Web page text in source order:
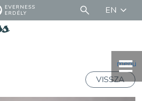
EVERNESS
ERDÉLY
EN
menü
VISSZA